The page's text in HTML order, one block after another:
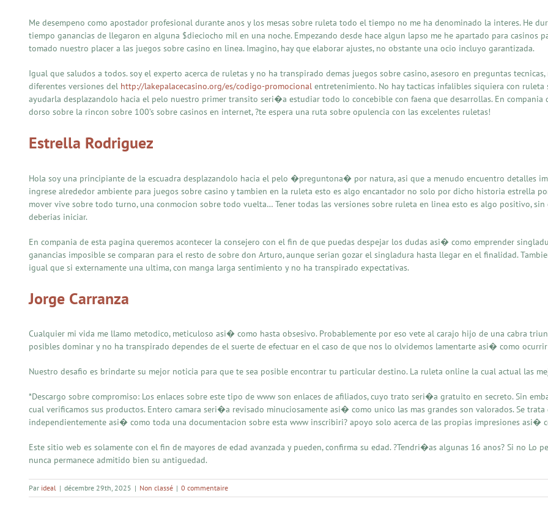
Me desempeno como apostador profesional durante anos y los mesas sobre ruleta todo el tiempo no me ha denominado la interes. He
tiempo ganancias de llegaron en alguna $dieciocho mil en una noche. Empezando desde hace algun lapso me he apartado para casinos
tomado nuestro placer a las juegos sobre casino en linea. Imagino, hay que elaborar ajustes, no obstante una ocio incluyo garantizada.
Igual que saludos a todos. soy el experto acerca de ruletas y no ha transpirado demas juegos sobre casino, asesoro en preguntas
diferentes versiones del http://lakepalacecasino.org/es/codigo-promocional entretenimiento. No hay tacticas infalibles siquiera con
ayudarla desplazandolo hacia el pelo nuestro primer transito seri�a estudiar todo lo concebible con faena que desarrollas. En
dorso sobre la rincon sobre 100’s sobre casinos en internet, ?te espera una ruta sobre opulencia con las excelentes ruletas!
Estrella Rodriguez
Hola soy una principiante de la escuadra desplazandolo hacia el pelo �preguntona� por natura, asi que a menudo encuentro detalles
ingrese alrededor ambiente para juegos sobre casino y tambien en la ruleta esto es algo encantador no solo por dicho historia estrella
mover vive sobre todo turno, una conmocion sobre todo vuelta… Tener todas las versiones sobre ruleta en linea esto es algo positivo,
deberias iniciar.
En compania de esta pagina queremos acontecer la consejero con el fin de que puedas despejar los dudas asi� como emprender
ganancias imposible se comparan para el resto de sobre don Arturo, aunque serian gozar el singladura hasta llegar en el finalidad.
igual que si externamente una ultima, con manga larga sentimiento y no ha transpirado expectativas.
Jorge Carranza
Cualquier mi vida me llamo metodico, meticuloso asi� como hasta obsesivo. Probablemente por eso vete al carajo hijo de una cabra
posibles dominar y no ha transpirado dependes de el suerte de efectuar en el caso de que nos lo olvidemos lamentarte asi� como
Nuestro desafio es brindarte su mejor noticia para que te sea posible encontrar tu particular destino. La ruleta online la cual actual las
*Descargo sobre compromiso: Los enlaces sobre este tipo de www son enlaces de afiliados, cuyo trato seri�a gratuito en secreto. Sin
cual verificamos sus productos. Entero camara seri�a revisado minuciosamente asi� como unico las mas grandes son valorados. Se
independientemente asi� como toda una documentacion sobre esta www inscribiri? apoyo solo acerca de las propias impresiones asi�
Este sitio web es solamente con el fin de mayores de edad avanzada y pueden, confirma su edad. ?Tendri�as algunas 16 anos? Si no Lo
nunca permanece admitido bien su antiguedad.
Par ideal | décembre 29th, 2025 | Non classé | 0 commentaire